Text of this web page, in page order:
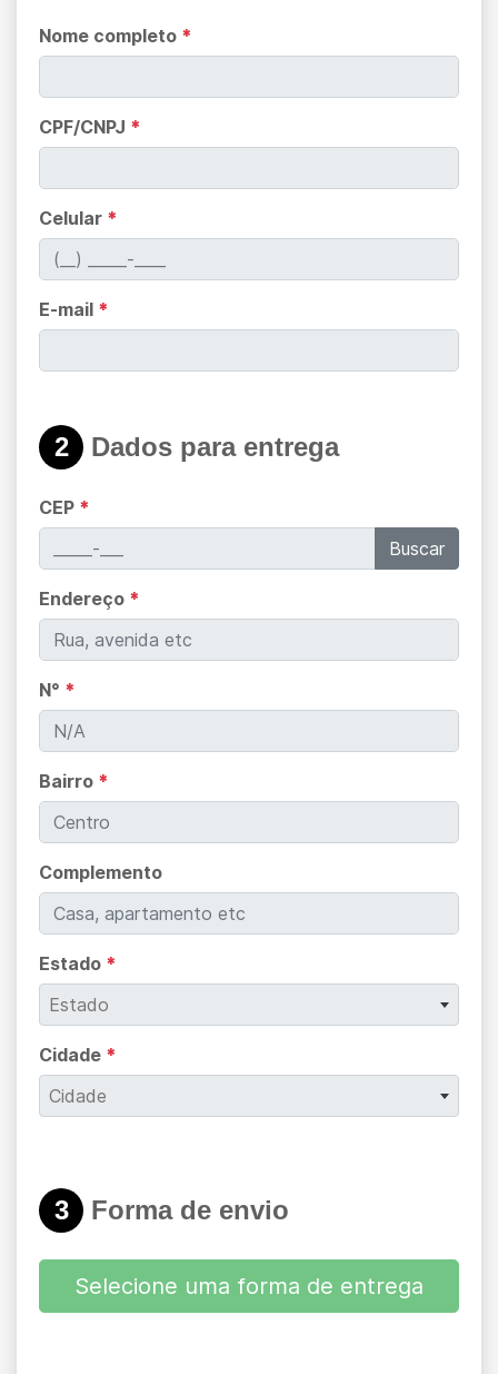
Nome completo *
CPF/CNPJ *
Celular *
E-mail *
2 Dados para entrega
CEP *
Buscar
Endereço *
N° *
Bairro *
Complemento
Estado *
Estado
Cidade *
Cidade
3 Forma de envio
Selecione uma forma de entrega